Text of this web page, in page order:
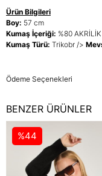
Ürün Bilgileri
Boy: 57 cm
Kumaş İçeriği: %80
Kumaş Türü: Trikobr />
Ödeme Seçenekleri
BENZER ÜRÜNLER
%44